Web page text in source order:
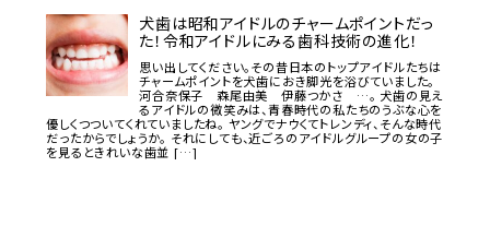
犬歯は昭和アイドルのチャームポイントだっ
た！令和アイドルにみる歯科技術の進化！
思い出してください。その昔日本のトップアイドルたちは
チャームポイントを犬歯におき脚光を浴びていました。
河合奈保子 森尾由美 伊藤つかさ …。 犬歯の見え
るアイドルの微笑みは、青春時代の私たちのうぶな心を
優しくつついてくれていましたね。 ヤングでナウくてトレンディ、そんな時代
だったからでしょうか。 それにしても、近ごろのアイドルグループの女の子
を見るときれいな歯並 […]